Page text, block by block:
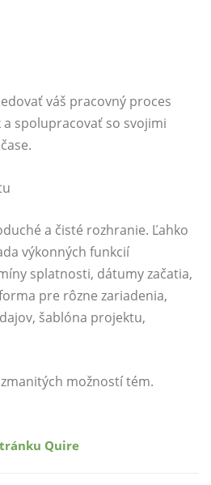
váš pracovný proces
a spolupracovať so svojimi
a čisté rozhranie. Ľahko
výkonných funkcií
splatnosti, dátumy začatia,
pre rôzne zariadenia,
šablóna projektu,
možností tém.
Quire